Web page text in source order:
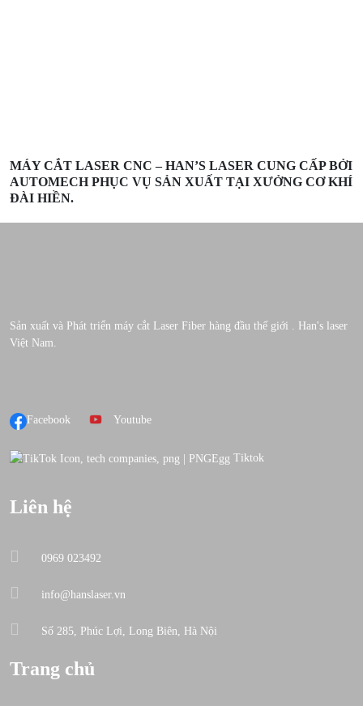
MÁY CẮT LASER CNC – HAN’S LASER CUNG CẤP BỞI
AUTOMECH PHỤC VỤ SẢN XUẤT TẠI XƯỞNG CƠ KHÍ
ĐÀI HIỀN.
Sản xuất và Phát triển máy cắt Laser Fiber hàng đầu thế giới . Han's laser
Việt Nam.
Facebook Youtube
Tiktok
Liên hệ
0969 023492
info@hanslaser.vn
Số 285, Phúc Lợi, Long Biên, Hà Nội
Trang chủ